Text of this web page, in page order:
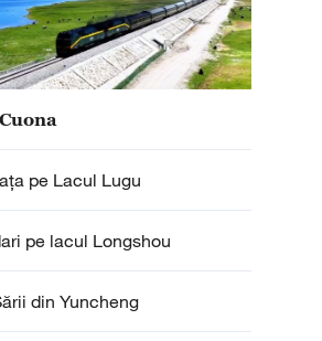
pe Lacul Lugu
pe lacul Longshou
din Yuncheng